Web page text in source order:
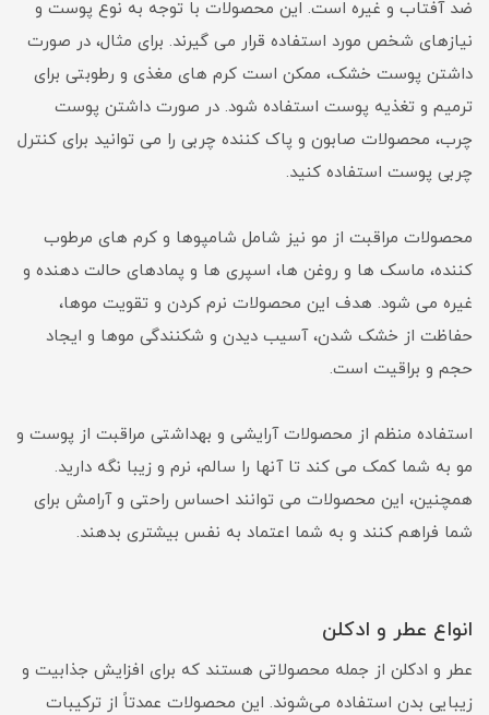
ضد آفتاب و غیره است. این محصولات با توجه به نوع پوست و
نیازهای شخص مورد استفاده قرار می گیرند. برای مثال، در صورت
داشتن پوست خشک، ممکن است کرم های مغذی و رطوبتی برای
ترمیم و تغذیه پوست استفاده شود. در صورت داشتن پوست
چرب، محصولات صابون و پاک کننده چربی را می توانید برای کنترل
چربی پوست استفاده کنید.
محصولات مراقبت از مو نیز شامل شامپوها و کرم های مرطوب
کننده، ماسک ها و روغن ها، اسپری ها و پمادهای حالت دهنده و
غیره می شود. هدف این محصولات نرم کردن و تقویت موها،
حفاظت از خشک شدن، آسیب دیدن و شکنندگی موها و ایجاد
حجم و براقیت است.
استفاده منظم از محصولات آرایشی و بهداشتی مراقبت از پوست و
مو به شما کمک می کند تا آنها را سالم، نرم و زیبا نگه دارید.
همچنین، این محصولات می توانند احساس راحتی و آرامش برای
شما فراهم کنند و به شما اعتماد به نفس بیشتری بدهند.
انواع عطر و ادکلن
عطر و ادکلن از جمله محصولاتی هستند که برای افزایش جذابیت و
زیبایی بدن استفاده می‌شوند. این محصولات عمدتاً از ترکیبات